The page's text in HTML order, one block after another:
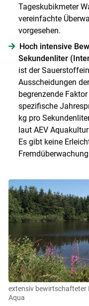
Tageskubikmeter
vereinfachte
vorgesehen.
Hoch intensive
Sekundenliter
ist der
Ausscheidungen
begrenzende
spezifische
kg pro
laut AEV
Es gibt keine
extensiv bewirtschafteter
Aqua